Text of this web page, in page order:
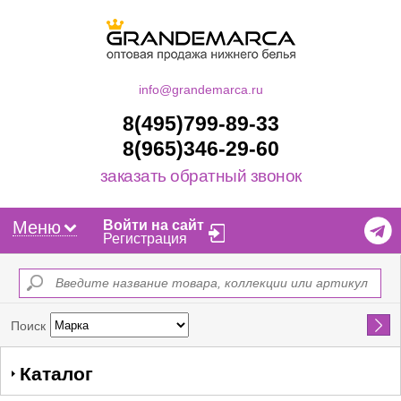
info@grandemarca.ru
8(495)799-89-33
8(965)346-29-60
заказать обратный звонок
Меню
Войти на сайт
Регистрация
Поиск Найти
Каталог